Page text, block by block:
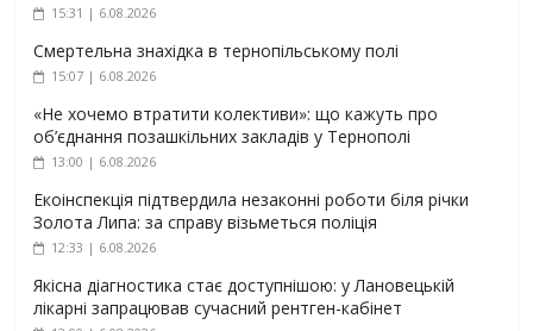
15:31 | 6.08.2026
Смертельна знахідка в тернопільському полі
15:07 | 6.08.2026
«Не хочемо втратити колективи»: що кажуть про
об’єднання позашкільних закладів у Тернополі
13:00 | 6.08.2026
Екоінспекція підтвердила незаконні роботи біля річки
Золота Липа: за справу візьметься поліція
12:33 | 6.08.2026
Якісна діагностика стає доступнішою: у Лановецькій
лікарні запрацював сучасний рентген-кабінет